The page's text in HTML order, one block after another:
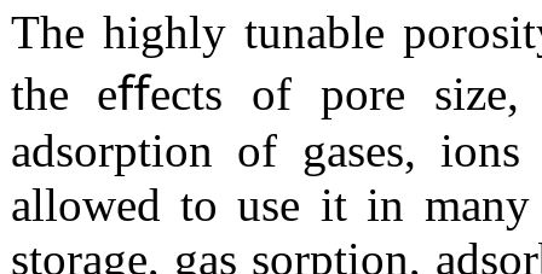
The highly tunable
the eﬀects of pore size,
adsorption of gases,
allowed to use it in many
storage, gas sorption,